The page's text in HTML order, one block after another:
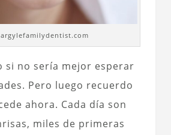
si no sería mejor esperar
Pero luego recuerdo
ahora. Cada día son
miles de primeras